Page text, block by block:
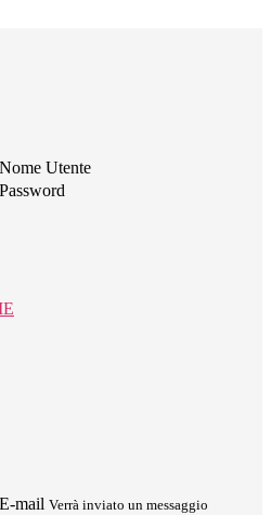
Nome Utente
Password
E-mail Verrà inviato un messaggio